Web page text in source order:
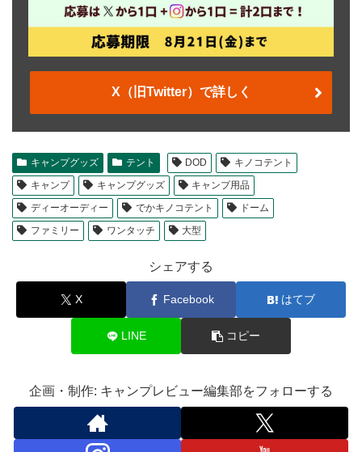
X（旧Twitter）で詳しく
キャンプグッズ テント DOD
キノコテント
キャンプ
キャンプグッズ
キャンプ用品
ディーオーディー
でかキノコテント
ドーム
ファミリー
ワンタッチ 大型
シェアする
X Facebook はてブ
LINE コピー
企画・制作: キャンプレビュー編集部をフォローする